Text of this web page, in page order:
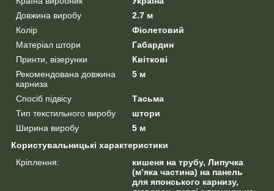
Довжина виробу
2.7 м
Колір
Фіолетовий
Матеріал штори
Габардин
Принти, візерунки
Квіткові
Рекомендована довжина
карниза
5 м
Спосіб підвісу
Тасьма
Тип текстильного виробу
штори
Ширина виробу
5 м
Користувальницькі характеристики
Кріплення:
кишеня на трубу, Липучка
(м’яка частина) на панель
для японського карнизу,